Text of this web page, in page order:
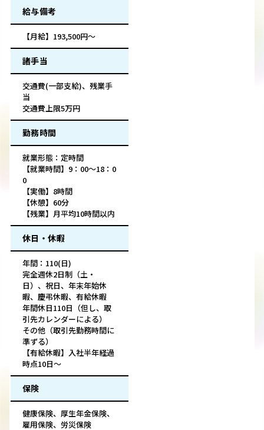
給与備考
【月給】193,500円～
諸手当
交通費(一部支給)、残業手
当
交通費上限5万円
勤務時間
就業形態：定時間
【就業時間】9：00～18：0
0
【実働】8時間
【休憩】60分
【残業】月平均10時間以内
休日・休暇
年間：110(日)
完全週休2日制（土・
日）、祝日、年末年始休
暇、慶弔休暇、有給休暇
年間休日110日（但し、取
引先カレンダーによる）
その他（取引先勤務時間に
準ずる）
【有給休暇】入社半年経過
時点10日～
保険
健康保険、厚生年金保険、
雇用保険、労災保険